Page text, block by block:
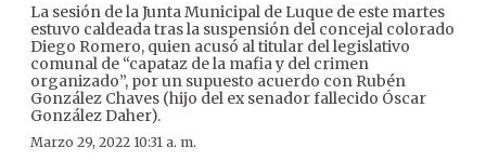
La sesión de la Junta Municipal de Luque de este martes
estuvo caldeada tras la suspensión del concejal colorado
Diego Romero, quien acusó al titular del legislativo
comunal de “capataz de la mafia y del crimen
organizado”, por un supuesto acuerdo con Rubén
González Chaves (hijo del ex senador fallecido Óscar
González Daher).
Marzo 29, 2022 10:31 a. m.